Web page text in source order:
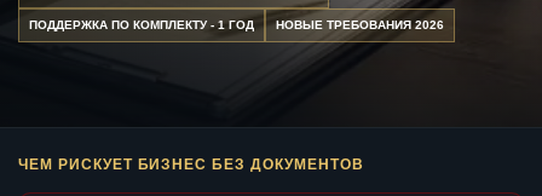
ПОДДЕРЖКА ПО КОМПЛЕКТУ - 1 ГОД НОВЫЕ ТРЕБОВАНИЯ 2026
ЧЕМ РИСКУЕТ БИЗНЕС БЕЗ ДОКУМЕНТОВ